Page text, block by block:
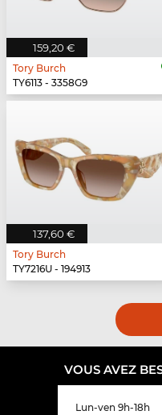
159,20 €
Tory Burch
TY6113 - 3358G9
137,60 €
Tory Burch
TY7216U - 194913
VOUS AVEZ
Lun-ven 9h-18h